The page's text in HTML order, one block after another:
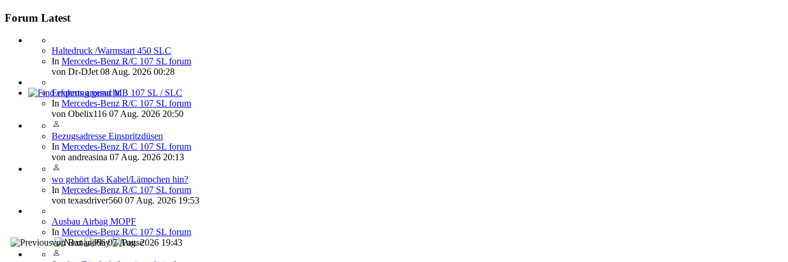
Find experts around MB 107 SL / SLC
Forum Latest
Haltedruck /Warmstart 450 SLC
In Mercedes-Benz R/C 107 SL forum
von Dr-DJet 08 Aug. 2026 00:28
Erfahrung gesucht.
In Mercedes-Benz R/C 107 SL forum
von Obelix116 07 Aug. 2026 20:50
Bezugsadresse Einspritzdüsen
In Mercedes-Benz R/C 107 SL forum
von andreasina 07 Aug. 2026 20:13
wo gehört das Kabel/Lämpchen hin?
In Mercedes-Benz R/C 107 SL forum
von texasdriver560 07 Aug. 2026 19:53
Ausbau Airbag MOPF
In Mercedes-Benz R/C 107 SL forum
vonBanane66 07 Aug. 2026 19:43